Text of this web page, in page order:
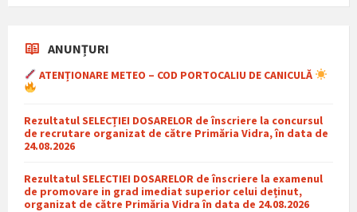
ANUNȚURI
ATENȚIONARE METEO – COD PORTOCALIU DE CANICULĂ
Rezultatul SELECȚIEI DOSARELOR de înscriere la concursul
de recrutare organizat de către Primăria Vidra, în data de
24.08.2026
Rezultatul SELECTIEI DOSARELOR de înscriere la examenul
de promovare in grad imediat superior celui deținut,
organizat de către Primăria Vidra în data de 24.08.2026